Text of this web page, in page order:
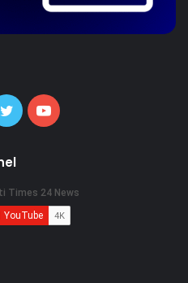
TwitterYouTube